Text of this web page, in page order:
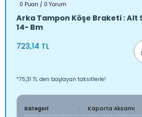
0 Puan / 0 Yorum
Arka Tampon Köşe Braketi : Alt
14- Bm
723,14 TL
*75,31 TL den başlayan taksitlerle!
Kategori
Kaporta Aksamı